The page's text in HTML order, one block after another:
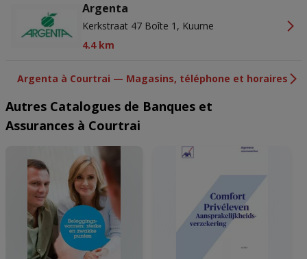
Argenta
Kerkstraat 47 Boîte 1, Kuurne
4.4 km
Argenta à Courtrai — Magasins, téléphone et horaires
Autres Catalogues de Banques et
Assurances à Courtrai